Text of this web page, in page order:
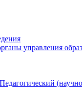
управления